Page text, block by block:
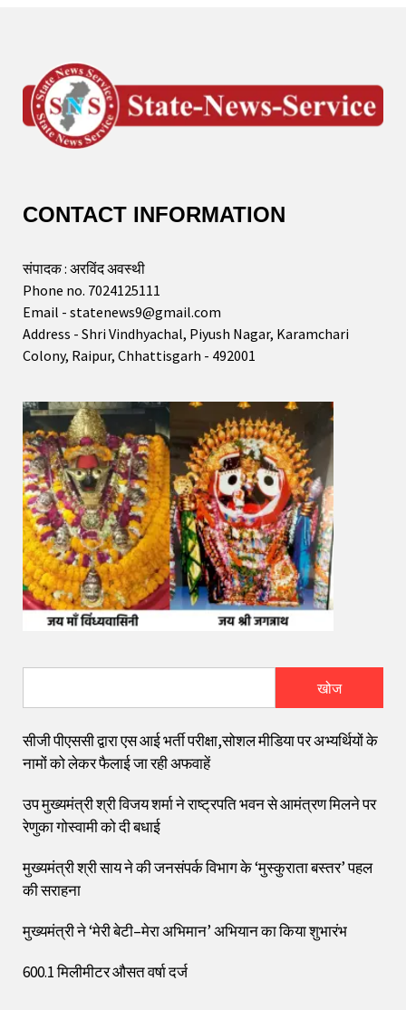
CONTACT INFORMATION
संपादक : अरविंद अवस्थी
Phone no. 7024125111
Email - statenews9@gmail.com
Address - Shri Vindhyachal, Piyush Nagar, Karamchari
Colony, Raipur, Chhattisgarh - 492001
खोज
सीजी पीएससी द्वारा एस आई भर्ती परीक्षा,सोशल मीडिया पर अभ्यर्थियों के
नामों को लेकर फैलाई जा रही अफवाहें
उप मुख्यमंत्री श्री विजय शर्मा ने राष्ट्रपति भवन से आमंत्रण मिलने पर
रेणुका गोस्वामी को दी बधाई
मुख्यमंत्री श्री साय ने की जनसंपर्क विभाग के ‘मुस्कुराता बस्तर’ पहल
की सराहना
मुख्यमंत्री ने ‘मेरी बेटी–मेरा अभिमान’ अभियान का किया शुभारंभ
600.1 मिलीमीटर औसत वर्षा दर्ज